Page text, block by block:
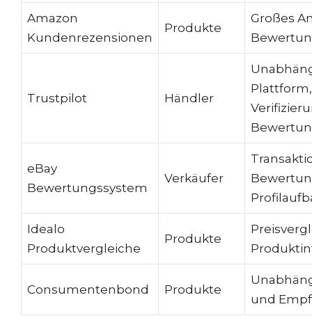
Amazon
Kundenrezensionen
Produkte
Großes
Trustpilot Händler
Plattform,
eBay
Bewertungssystem
Verkäufer
Idealo
Produktvergleiche
Produkte
Consumentenbond Produkte
und